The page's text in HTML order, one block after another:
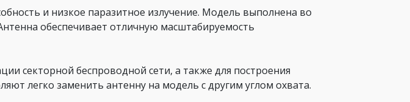
и низкое паразитное излучение. Модель выполнена во
обеспечивает отличную масштабируемость
секторной беспроводной сети, а также для построения
легко заменить антенну на модель с другим углом охвата.